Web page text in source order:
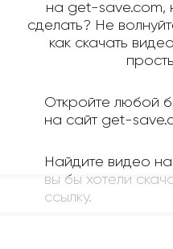
на get-save.com,
сделать? Не
как скачать
Откройте любой
на сайт get-
Найдите видео
вы бы хотели
ссылку.